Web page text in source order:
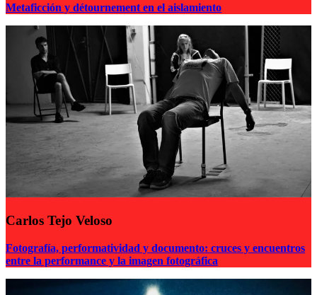
Metaficción y détournement en el aislamiento
Carlos Tejo Veloso
Fotografía, performatividad y documento: cruces y encuentros
entre la performance y la imagen fotográfica